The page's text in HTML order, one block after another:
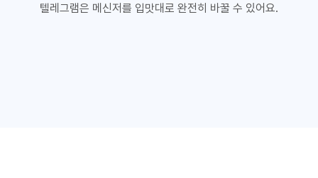
텔레그램은 메신저를 입맛대로 완전히 바꿀 수 있어요.